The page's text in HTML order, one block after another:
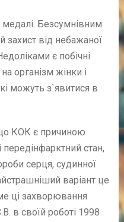
Безсумнівним
захист від небажаної
є побічні
організм жінки і
можуть з`явитися в
КОК є причиною
передінфарктний стан,
серця, судинної
варіант це
ці захворювання
в своїй роботі 1998